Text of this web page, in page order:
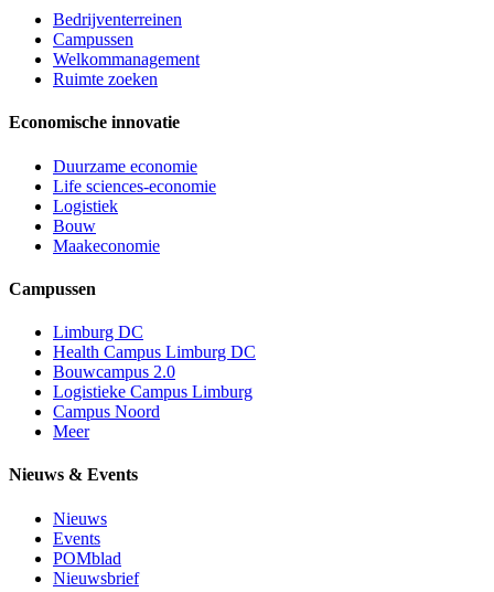
Bedrijventerreinen
Campussen
Welkommanagement
Ruimte zoeken
Economische innovatie
Duurzame economie
Life sciences-economie
Logistiek
Bouw
Maakeconomie
Campussen
Limburg DC
Health Campus Limburg DC
Bouwcampus 2.0
Logistieke Campus Limburg
Campus Noord
Meer
Nieuws & Events
Nieuws
Events
POMblad
Nieuwsbrief